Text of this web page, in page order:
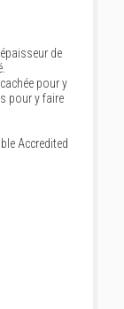
de
pour y
pour y faire
Accredited